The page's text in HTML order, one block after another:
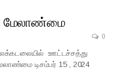
மேலாண்மை
0
ஊட்டச்சத்து
டிசம்பர் 15 , 2024